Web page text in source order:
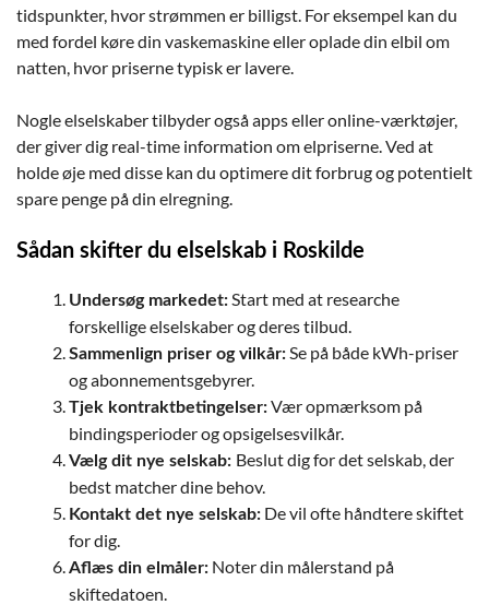
tidspunkter, hvor strømmen er billigst. For eksempel kan du
med fordel køre din vaskemaskine eller oplade din elbil om
natten, hvor priserne typisk er lavere.
Nogle elselskaber tilbyder også apps eller online-værktøjer,
der giver dig real-time information om elpriserne. Ved at
holde øje med disse kan du optimere dit forbrug og potentielt
spare penge på din elregning.
Sådan skifter du elselskab i Roskilde
Undersøg markedet:Start med at researche
forskellige elselskaber og deres tilbud.
Sammenlign priser og vilkår:Se på både kWh-priser
og abonnementsgebyrer.
Tjek kontraktbetingelser:Vær opmærksom på
bindingsperioder og opsigelsesvilkår.
Vælg dit nye selskab: Beslut dig for det selskab, der
bedst matcher dine behov.
Kontakt det nye selskab: De vil ofte håndtere skiftet
for dig.
Aflæs din elmåler: Noter din målerstand på
skiftedatoen.